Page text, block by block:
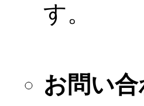
す。
お問い